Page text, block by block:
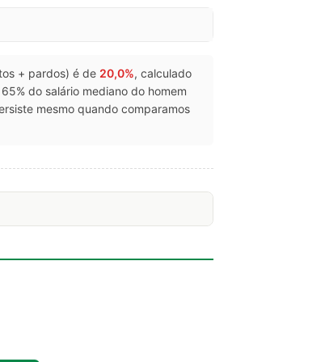
+ pardos) é de 20,0%, calculado
do salário mediano do homem
mesmo quando comparamos